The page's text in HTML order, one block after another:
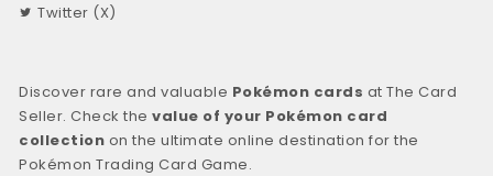
Twitter (X)
Discover rare and valuable Pokémon cards at The Card
Seller. Check thevalue of your Pokémon card
collection on the ultimate online destination for the
Pokémon Trading Card Game.